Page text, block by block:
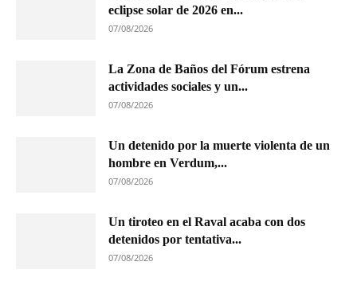
eclipse solar de 2026 en...
07/08/2026
La Zona de Baños del Fórum estrena
actividades sociales y un...
07/08/2026
Un detenido por la muerte violenta de un
hombre en Verdum,...
07/08/2026
Un tiroteo en el Raval acaba con dos
detenidos por tentativa...
07/08/2026